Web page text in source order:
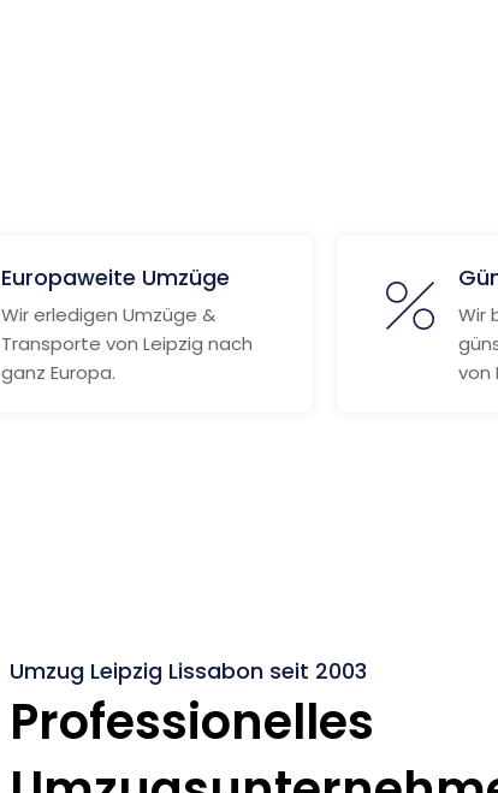
Europaweite Umzüge
Wir erledigen Umzüge &
Transporte von Leipzig nach
ganz Europa.
Wir
von
Umzug Leipzig Lissabon seit 2003
Professionelles